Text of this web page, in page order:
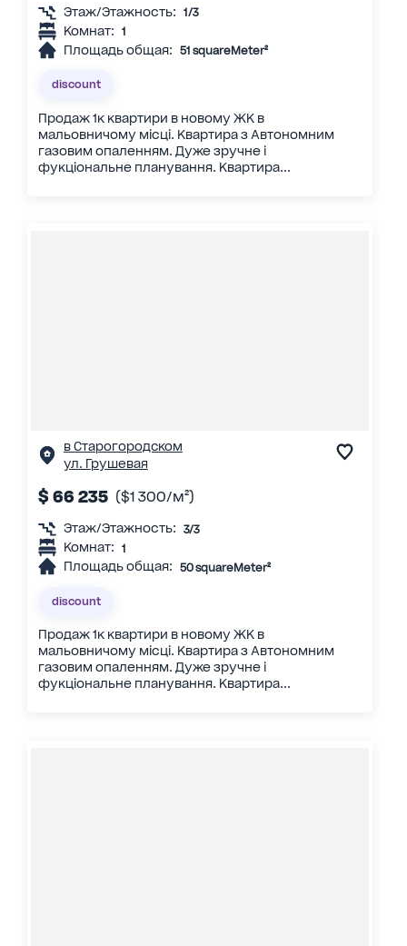
Этаж/Этажность: 1/3
Комнат: 1
Площадь общая: 51 squareMeter²
discount
Продаж 1к квартири в новому ЖК в
мальовничому місці. Квартира з Автономним
газовим опаленням. Дуже зручне і
фукціональне планування. Квартира...
в Старогородском
ул. Грушевая
$ 66 235 ($1 300/м²)
Этаж/Этажность: 3/3
Комнат: 1
Площадь общая: 50 squareMeter²
discount
Продаж 1к квартири в новому ЖК в
мальовничому місці. Квартира з Автономним
газовим опаленням. Дуже зручне і
фукціональне планування. Квартира...